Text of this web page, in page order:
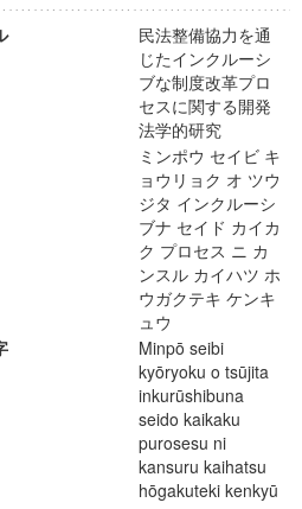
民法整備協力を通
じたインクルーシ
ブな制度改革プロ
セスに関する開発
法学的研究
ミンポウ セイビ キ
ョウリョク オ ツウ
ジタ インクルーシ
ブナ セイド カイカ
ク プロセス ニ カ
ンスル カイハツ ホ
ウガクテキ ケンキ
ュウ
Minpō seibi
kyōryoku o tsūjita
inkurūshibuna
seido kaikaku
purosesu ni
kansuru kaihatsu
hōgakuteki kenkyū